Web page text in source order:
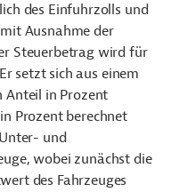
des Einfuhrzolls und
Ausnahme der
Steuerbetrag wird für
setzt sich aus einem
Anteil in Prozent
Prozent berechnet
und
wobei zunächst die
des Fahrzeuges